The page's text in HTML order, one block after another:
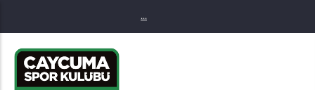
içeriğe
atla
...